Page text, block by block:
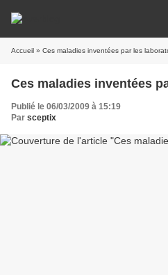
Accueil » Ces maladies inventées par les
Ces maladies inventées
Publié le 06/03/2009 à 15:19
Par sceptix